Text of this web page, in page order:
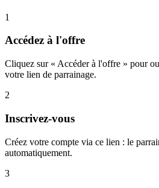
1
Accédez à l'offre
Cliquez sur « Accéder à l'offre » pour
votre lien de parrainage.
2
Inscrivez-vous
Créez votre compte via ce lien : le
automatiquement.
3